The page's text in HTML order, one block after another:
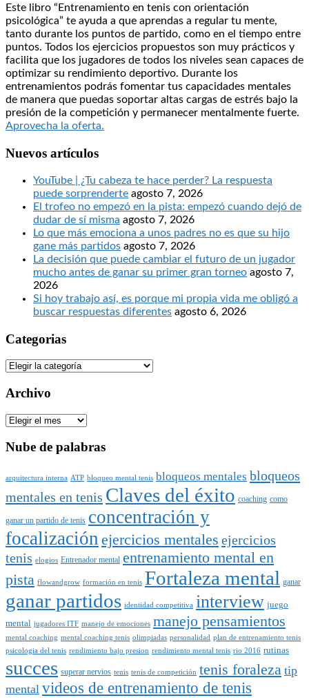
Este libro “Entrenamiento en tenis con orientación
psicológica” te ayuda a que aprendas a regular tu mente,
tanto durante los puntos de partido, como en el tiempo entre
puntos. Todos los ejercicios propuestos son muy prácticos y
facilita que los jugadores de todos los niveles sean capaces de
optimizar su rendimiento deportivo. Durante los
entrenamientos podrás fomentar tus capacidades mentales
de manera que puedas soportar altas cargas de estrés bajo la
presión de la competición y permanecer mentalmente fuerte.
Aprovecha la oferta.
Nuevos artículos
YouTube | ¿Tu cabeza te hace perder? La respuesta
puede sorprenderte agosto 7, 2026
El trofeo no empezó en la pista: empezó cuando dejó de
dudar de sí misma agosto 7, 2026
Lo que más emociona a unos padres no es que su hijo
gane más partidos agosto 7, 2026
La decisión que puede cambiar el futuro de un jugador
mucho antes de ganar su primer gran torneo agosto 7,
2026
Si hoy trabajo así, es porque mi propia vida me obligó a
buscar respuestas diferentes agosto 6, 2026
Categorias
Categorias
Archivo
Archivo
Nube de palabras
arquitectura interna ATP bloqueo mental tenis bloqueos mentales bloqueos
mentales en tenis Claves del éxito coaching como
ganar un partido de tenis concentración y
focalización ejercicios mentales ejercicios
tenis elogios Entrenador mental entrenamiento mental en
pista flowandgrow formación en tenis Fortaleza mental ganar
ganar partidos identidad competitiva interview juego
mental jugadores ITF manejo de emociones manejo pensamientos
mental coaching mental coaching tenis olimpiadas personalidad plan de entrenamiento tenis
psicologia del tenis rendimiento bajo presion rendimiento mental tenis rio 2016 rutinas
succes superar nervios tenis tenis de competición tenis foraleza tip
mental videos de entrenamiento de tenis